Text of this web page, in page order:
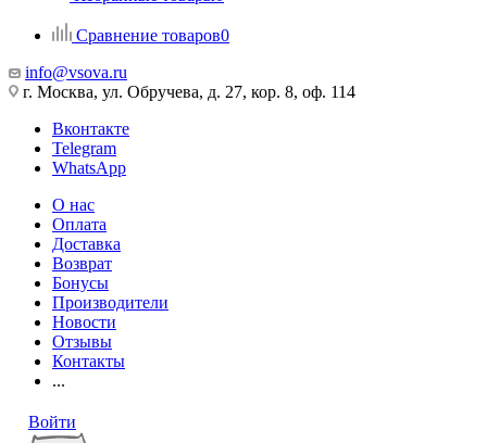
Сравнение товаров0
info@vsova.ru
г. Москва, ул. Обручева, д. 27, кор. 8, оф. 114
Вконтакте
Telegram
WhatsApp
О нас
Оплата
Доставка
Возврат
Бонусы
Производители
Новости
Отзывы
Контакты
...
Войти